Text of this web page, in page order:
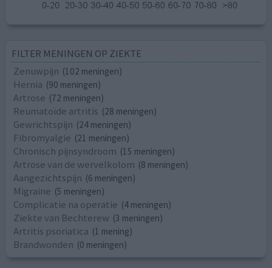
FILTER MENINGEN OP ZIEKTE
Zenuwpijn (102 meningen)
Hernia (90 meningen)
Artrose (72 meningen)
Reumatoïde artritis (28 meningen)
Gewrichtspijn (24 meningen)
Fibromyalgie (21 meningen)
Chronisch pijnsyndroom (15 meningen)
Artrose van de wervelkolom (8 meningen)
Aangezichtspijn (6 meningen)
Migraine (5 meningen)
Complicatie na operatie (4 meningen)
Ziekte van Bechterew (3 meningen)
Artritis psoriatica (1 mening)
Brandwonden (0 meningen)